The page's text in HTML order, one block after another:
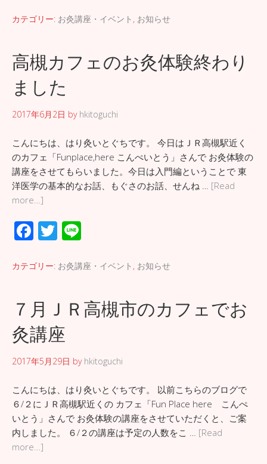
e
o
o
k
tt e
カテゴリー: お灸講座・イベント , お知らせ
高槻カフェのお灸体験終わり
ました
2017年6月2日 by hkitoguchi
こんにちは、はり灸いとぐちです。 今日はＪＲ高槻駅近く
のカフェ「Funplace,here こんぺいとう」さんで お灸体験の
講座をさせてもらいました。今日は入門編ということで 東
洋医学の基本的なお話、もぐさのお話、せんね … [Read
more…]
F
e
o
o
k
T
tt e
カテゴリー: お灸講座・イベント , お知らせ
７月ＪＲ高槻市のカフェでお
灸講座
2017年5月29日 by hkitoguchi
こんにちは、はり灸いとぐちです。 以前こちらのブログで
６/２にＪＲ高槻駅近くの カフェ「Fun Place here こんぺ
いとう」さんで お灸体験の講座をさせていただくと、ご案
内しました。 ６/２の講座は予定の人数をこ … [Read
more…]